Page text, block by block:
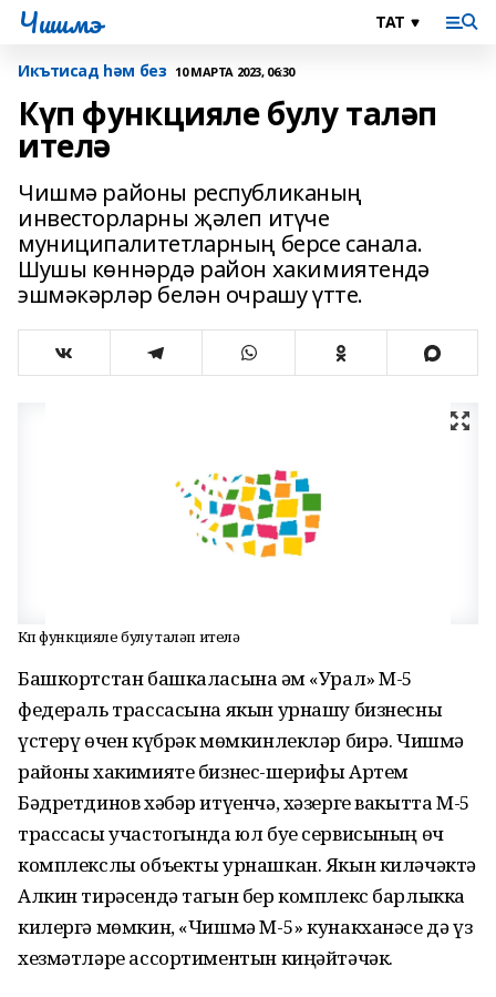
Чишмэ
Икътисад һәм без 10 МАРТА 2023, 06:30
Күп функцияле булу таләп
ителә
Чишмә районы республиканың
инвесторларны җәлеп итүче
муниципалитетларның берсе санала.
Шушы көннәрдә район хакимиятендә
эшмәкәрләр белән очрашу үтте.
Күп функцияле булу таләп ителә
Башкортстан башкаласына һәм «Урал» М-5
федераль трассасына якын урнашу бизнесны
үстерү өчен күбрәк мөмкинлекләр бирә. Чишмә
районы хакимияте бизнес-шерифы Артем
Бәдретдинов хәбәр итүенчә, хәзерге вакытта М-5
трассасы участогында юл буе сервисының өч
комплекслы объекты урнашкан. Якын киләчәктә
Алкин тирәсендә тагын бер комплекс барлыкка
килергә мөмкин, «Чишмә М-5» кунакханәсе дә үз
хезмәтләре ассортиментын киңәйтәчәк.